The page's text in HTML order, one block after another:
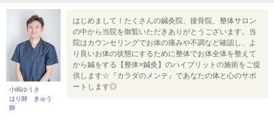
小嶋ゆうき
はり師 きゅう
師
はじめまして！たくさんの鍼灸院、接骨院、整体サロン
の中から当院を御覧いただきありがとうございます。当
院はカウンセリングでお体の痛みや不調など確認し、よ
り良いお体の状態にするために整体でお体全体を整えて
から鍼をする【整体×鍼灸】のハイブリットの施術をご提
供します☆『カラダのメンテ』であなたの体と心のサポ
ートします◎